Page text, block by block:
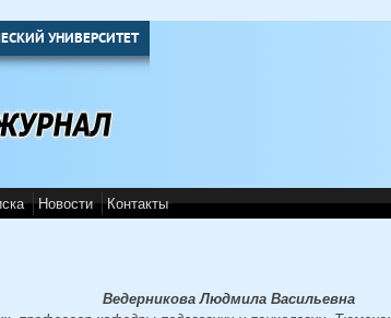
УНИВЕРСИТЕТ
Новости Контакты
Ведерникова Людмила Васильевна